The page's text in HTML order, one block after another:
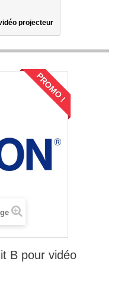
projecteur
PROMO !
B pour vidéo